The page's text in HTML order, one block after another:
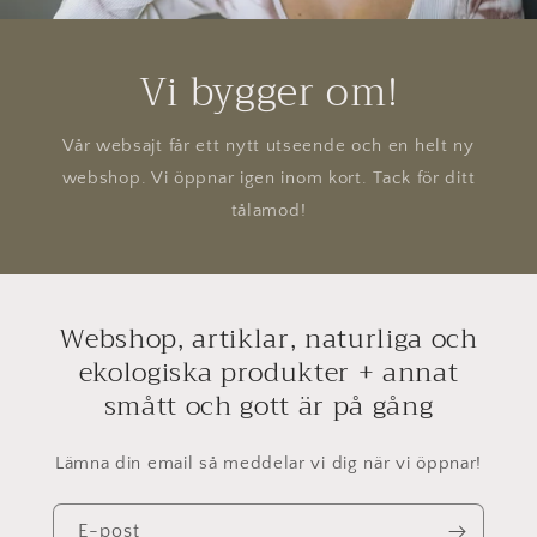
Vi bygger om!
Vår websajt får ett nytt utseende och en helt ny
webshop. Vi öppnar igen inom kort. Tack för ditt
tålamod!
Webshop, artiklar, naturliga och
ekologiska produkter + annat
smått och gott är på gång
Lämna din email så meddelar vi dig när vi öppnar!
E-post